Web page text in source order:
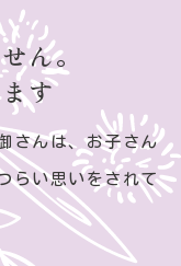
ん。
す
さんは、お子さん
らい思いをされて